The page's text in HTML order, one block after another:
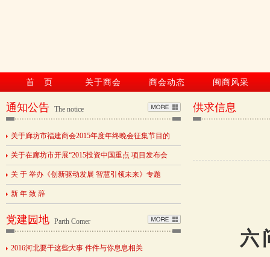
首 页 关于商会 商会动态 闽商风采
通知公告 The notice
关于廊坊市福建商会2015年度年终晚会征集节目的
关于在廊坊市开展“2015投资中国重点 项目发布会
关 于 举办《创新驱动发展 智慧引领未来》专题
新 年 致 辞
党建园地 Parth Comer
2016河北要干这些大事 件件与你息息相关
供求信息
六